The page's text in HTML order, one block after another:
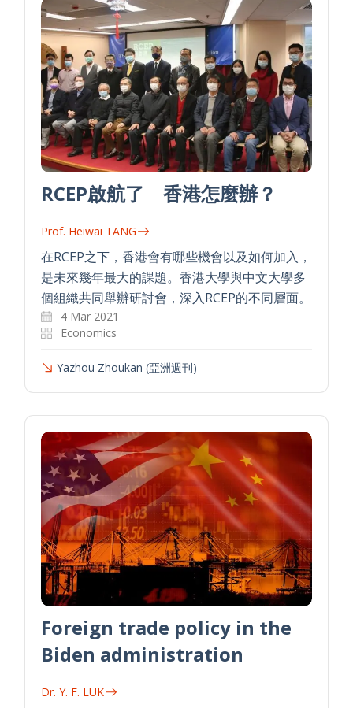
RCEP啟航了 香港怎麼辦？
Prof. Heiwai TANG
在RCEP之下，香港會有哪些機會以及如何加入，
是未來幾年最大的課題。香港大學與中文大學多
個組織共同舉辦研討會，深入RCEP的不同層面。
4 Mar 2021
Economics
Yazhou Zhoukan (亞洲週刊)
Foreign trade policy in the
Biden administration
Dr. Y. F. LUK